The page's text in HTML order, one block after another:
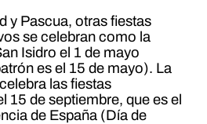
y Pascua, otras fiestas
se celebran como la
Isidro el 1 de mayo
es el 15 de mayo). La
las fiestas
15 de septiembre, que es el
de España (Día de